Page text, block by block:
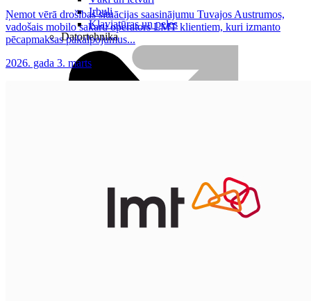
Irbuļi
Klaviatūras un peles
Datortehnika
Ņemot vērā drošības situācijas saasinājumu Tuvajos Austrumos,
vadošais mobilo sakaru operators LMT klientiem, kuri izmanto
pēcapmaksas pakalpojumus...
2026. gada 3. marts